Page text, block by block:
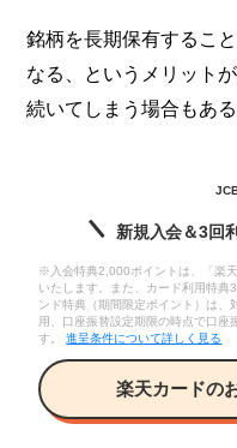
銘柄を長期保有するこ
なる、というメリット
続いてしまう場合もあ
新規入会＆3回
※入会特典2,000ポイントは、「楽
いたします。また、カード利用特典
ンド特典（期間限定ポイント）は、
用、口座振替設定期限の時点で口座
す。進呈条件について詳しく見る
楽天カードの